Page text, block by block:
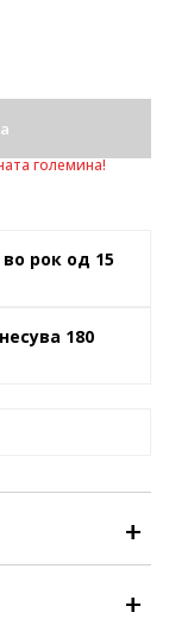
големина!
рок од 15
180